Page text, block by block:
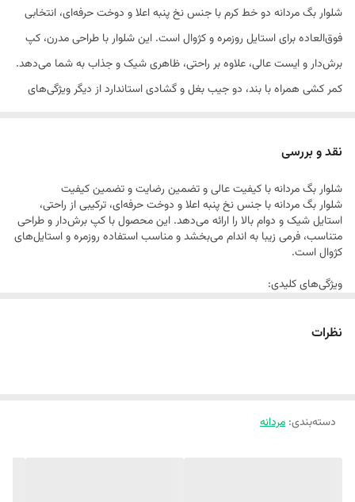
شلوار بگ مردانه دو خط کرم با جنس نخ پنبه اعلا و دوخت حرفه‌ای، انتخابی
فوق‌العاده برای استایل روزمره و کژوال است. این شلوار با طراحی مدرن، کپ
برش‌دار و ایست عالی، علاوه بر راحتی، ظاهری شیک و جذاب به شما می‌دهد.
کمر کشی همراه با بند، دو جیب بغل و گشادی استاندارد از دیگر ویژگی‌های
نقد و بررسی
شلوار بگ مردانه با کیفیت عالی و تضمین رضایت و تضمین کیفیت
شلوار بگ مردانه با جنس نخ پنبه اعلا و دوخت حرفه‌ای، ترکیبی از راحتی،
استایل شیک و دوام بالا را ارائه می‌دهد. این محصول با کپ برش‌دار و طراحی
متناسب، فرمی زیبا به اندام می‌بخشد و مناسب استفاده روزمره و استایل‌های
کژوال است.
ویژگی‌های کلیدی:
طرح بگ مدرن با گشادی مناسب برای آزادی حرکت
نظرات
دسته‌بندی: مردانه